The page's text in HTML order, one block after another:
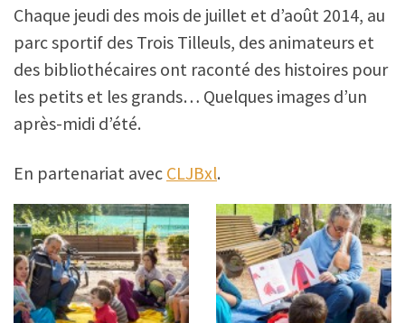
Chaque jeudi des mois de juillet et d’août 2014, au
parc sportif des Trois Tilleuls, des animateurs et
des bibliothécaires ont raconté des histoires pour
les petits et les grands… Quelques images d’un
après-midi d’été.
En partenariat avec CLJBxl.